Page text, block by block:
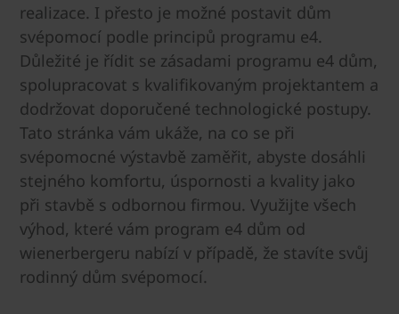
realizace. I přesto je možné postavit dům
svépomocí podle principů programu e4.
Důležité je řídit se zásadami programu e4 dům,
spolupracovat s kvalifikovaným projektantem a
dodržovat doporučené technologické postupy.
Tato stránka vám ukáže, na co se při
svépomocné výstavbě zaměřit, abyste dosáhli
stejného komfortu, úspornosti a kvality jako
při stavbě s odbornou firmou. Využijte všech
výhod, které vám program e4 dům od
wienerbergeru nabízí v případě, že stavíte svůj
rodinný dům svépomocí.